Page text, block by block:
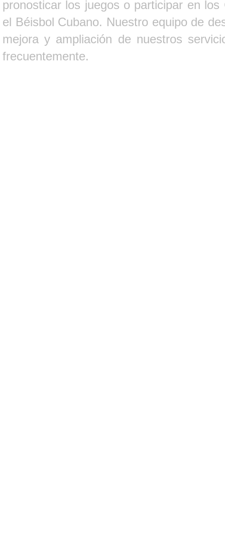
pronosticar los juegos o participar en
el Béisbol Cubano. Nuestro equipo de
mejora y ampliación de nuestros
frecuentemente.